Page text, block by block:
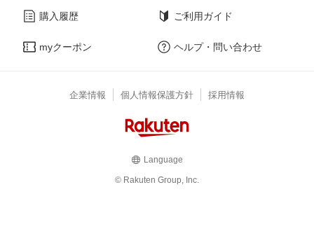
購入履歴
myクーポン
ご利用ガイド
ヘルプ・問い合わせ
企業情報 個人情報保護方針 採用情報
Language
© Rakuten Group, Inc.